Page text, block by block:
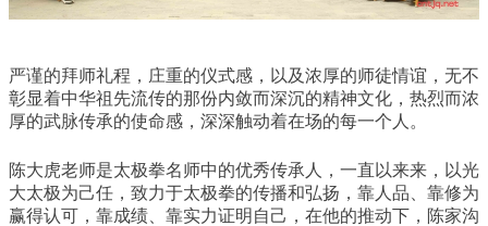
严谨的拜师礼程，庄重的仪式感，以及浓厚的师徒情谊，无不
彰显着中华祖先流传的那份内敛而深沉的精神文化，热烈而浓
厚的武脉传承的使命感，深深触动着在场的每一个人。
陈大虎老师是太极拳名师中的优秀传承人，一直以来来，以光
大太极为己任，致力于太极拳的传播和弘扬，靠人品、靠修为
赢得认可，靠成绩、靠实力证明自己，在他的推动下，陈家沟